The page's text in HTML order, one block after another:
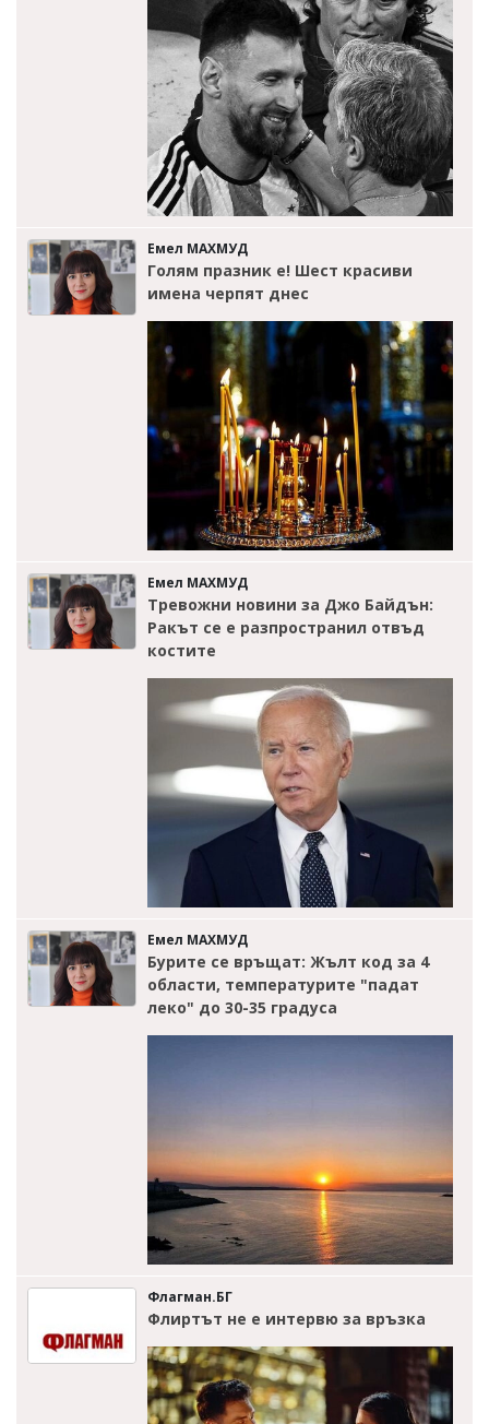
Емел МАХМУД
Голям празник е! Шест красиви
имена черпят днес
Емел МАХМУД
Тревожни новини за Джо Байдън:
Ракът се е разпространил отвъд
костите
Емел МАХМУД
Бурите се връщат: Жълт код за 4
области, температурите "падат
леко" до 30-35 градуса
Флагман.БГ
Флиртът не е интервю за връзка